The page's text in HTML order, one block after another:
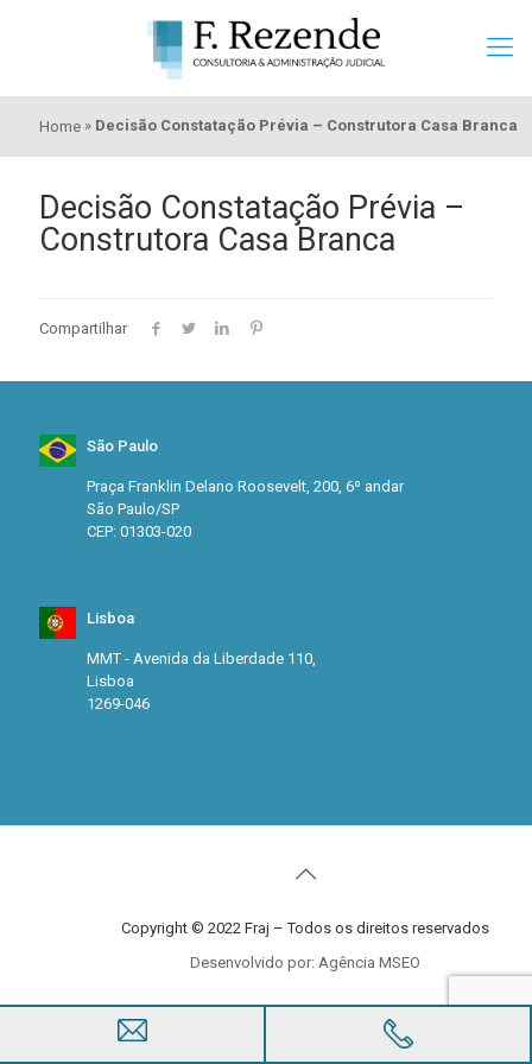
Home » Decisão Constatação Prévia – Construtora Casa Branca
Decisão Constatação Prévia –
Construtora Casa Branca
Compartilhar
São Paulo
Praça Franklin Delano Roosevelt, 200, 6º andar
São Paulo/SP
CEP: 01303-020
Lisboa
MMT - Avenida da Liberdade 110,
Lisboa
1269-046
Copyright © 2022 Fraj – Todos os direitos reservados
Desenvolvido por: Agência MSEO